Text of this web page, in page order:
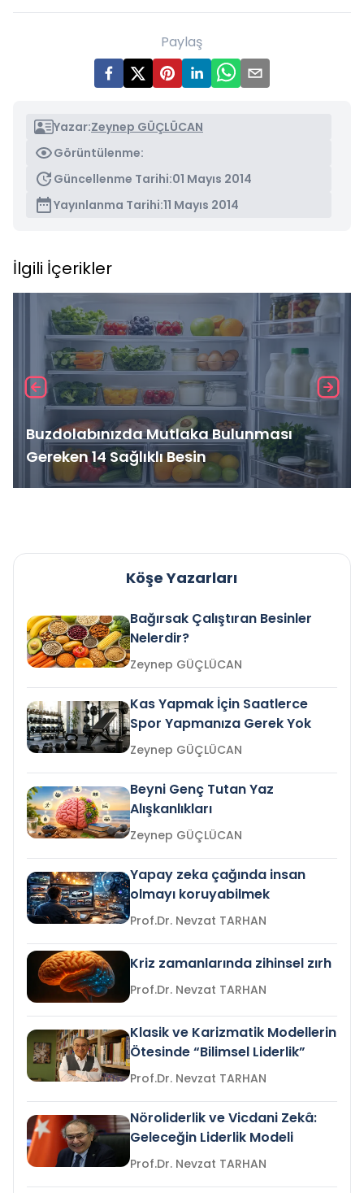
Paylaş
Yazar:Zeynep GÜÇLÜCAN
Görüntülenme:
Güncellenme Tarihi:01 Mayıs 2014
Yayınlanma Tarihi:11 Mayıs 2014
İlgili İçerikler
Buzdolabınızda Mutlaka Bulunması
Gereken 14 Sağlıklı Besin
Köşe Yazarları
Bağırsak Çalıştıran Besinler
Nelerdir?
Zeynep GÜÇLÜCAN
Kas Yapmak İçin Saatlerce
Spor Yapmanıza Gerek Yok
Zeynep GÜÇLÜCAN
Beyni Genç Tutan Yaz
Alışkanlıkları
Zeynep GÜÇLÜCAN
Yapay zeka çağında insan
olmayı koruyabilmek
Prof.Dr. Nevzat TARHAN
Kriz zamanlarında zihinsel zırh
Prof.Dr. Nevzat TARHAN
Klasik ve Karizmatik Modellerin
Ötesinde “Bilimsel Liderlik”
Prof.Dr. Nevzat TARHAN
Nöroliderlik ve Vicdani Zekâ:
Geleceğin Liderlik Modeli
Prof.Dr. Nevzat TARHAN